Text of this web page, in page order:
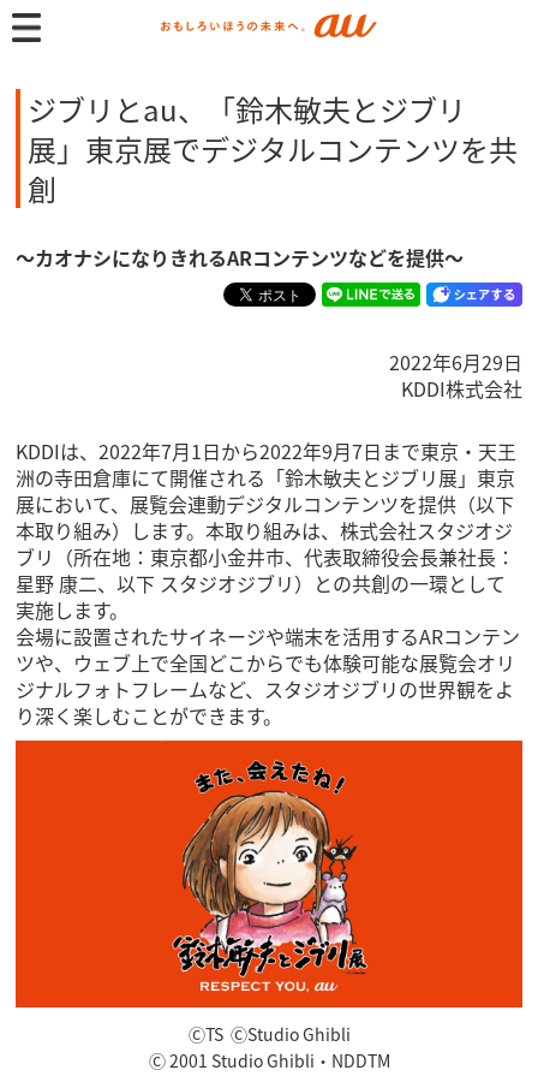
ジブリとau、「鈴木敏夫とジブリ
展」東京展でデジタルコンテンツを共
創
～カオナシになりきれるARコンテンツなどを提供～
2022年6月29日
KDDI株式会社
KDDIは、2022年7月1日から2022年9月7日まで東京・天王
洲の寺田倉庫にて開催される「鈴木敏夫とジブリ展」東京
展において、展覧会連動デジタルコンテンツを提供（以下
本取り組み）します。本取り組みは、株式会社スタジオジ
ブリ（所在地：東京都小金井市、代表取締役会長兼社長：
星野 康二、以下 スタジオジブリ）との共創の一環として
実施します。
会場に設置されたサイネージや端末を活用するARコンテン
ツや、ウェブ上で全国どこからでも体験可能な展覧会オリ
ジナルフォトフレームなど、スタジオジブリの世界観をよ
り深く楽しむことができます。
ⒸTS ⒸStudio Ghibli
Ⓒ 2001 Studio Ghibli・NDDTM